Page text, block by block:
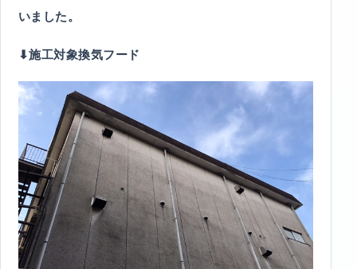
いました。
⬇︎施工対象換気フード